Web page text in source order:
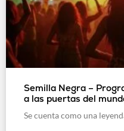
Semilla Negra –
a las puertas del
Se cuenta como una